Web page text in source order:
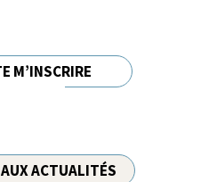
M’INSCRIRE
ACTUALITÉS